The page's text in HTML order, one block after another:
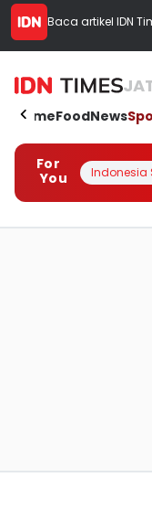
Baca artikel IDN
HomeFoodNews
For
You
Indonesia